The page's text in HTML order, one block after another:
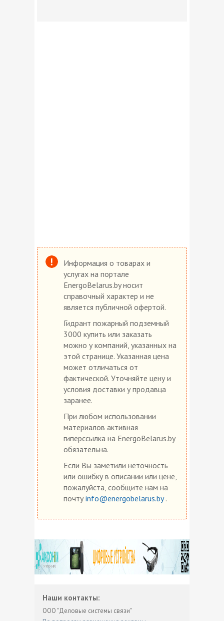
Информация о товарах и
услугах на портале
EnergoBelarus.by носит
справочный характер и не
является публичной офертой.
Гидрант пожарный подземный
3000 купить или заказать
можно у компаний, указанных на
этой странице. Указанная цена
может отличаться от
фактической. Уточняйте цену и
условия доставки у продавца
заранее.
При любом использовании
материалов активная
гиперссылка на EnergoBelarus.by
обязательна.
Если Вы заметили неточность
или ошибку в описании или цене,
пожалуйста, сообщите нам на
почту info@energobelarus.by.
Наши контакты:
ООО "Деловые системы связи"